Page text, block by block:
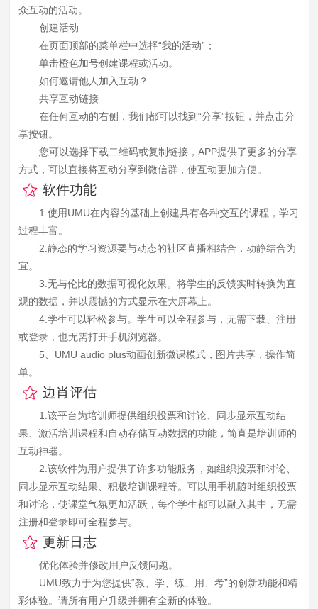
众互动的活动。
创建活动
在页面顶部的菜单栏中选择“我的活动”；
单击橙色加号创建课程或活动。
如何邀请他人加入互动？
共享互动链接
在任何互动的右侧，我们都可以找到“分享”按钮，并点击分
享按钮。
您可以选择下载二维码或复制链接，APP提供了更多的分享
方式，可以直接将互动分享到微信群，使互动更加方便。
软件功能
1.使用UMU在内容的基础上创建具有各种交互的课程，学习
过程丰富。
2.静态的学习资源要与动态的社区直播相结合，动静结合为
宜。
3.无与伦比的数据可视化效果。将学生的反馈实时转换为直
观的数据，并以震撼的方式显示在大屏幕上。
4.学生可以轻松参与。学生可以全程参与，无需下载、注册
或登录，也无需打开手机浏览器。
5、UMU audio plus动画创新微课模式，图片共享，操作简
单。
边肖评估
1.该平台为培训师提供组织投票和讨论、同步显示互动结
果、激活培训课程和自动存储互动数据的功能，简直是培训师的
互动神器。
2.该软件为用户提供了许多功能服务，如组织投票和讨论、
同步显示互动结果、积极培训课程等。可以用手机随时组织投票
和讨论，使课堂气氛更加活跃，每个学生都可以融入其中，无需
注册和登录即可全程参与。
更新日志
优化体验并修改用户反馈问题。
UMU致力于为您提供“教、学、练、用、考”的创新功能和精
彩体验。请所有用户升级并拥有全新的体验。